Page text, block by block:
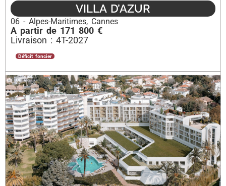
VILLA D’AZUR
06 - Alpes-Maritimes, Cannes
A partir de 171 800 €
Livraison : 4T-2027
Déficit foncier